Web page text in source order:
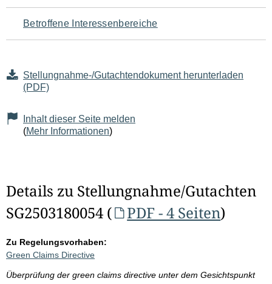
für
den
Seiteninhalt
Betroffene Interessenbereiche
Stellungnahme-/Gutachtendokument herunterladen
(PDF)
Inhalt dieser Seite melden
(Mehr Informationen)
Details zu Stellungnahme/Gutachten
SG2503180054 (
PDF - 4 Seiten)
Zu Regelungsvorhaben:
Green Claims Directive
Überprüfung der green claims directive unter dem Gesichtspunkt